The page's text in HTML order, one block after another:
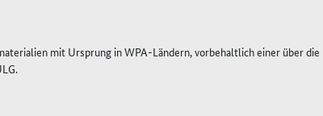
mit Ursprung in WPA-Ländern, vorbehaltlich einer über